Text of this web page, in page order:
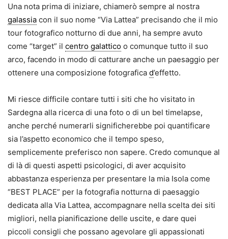
Una nota prima di iniziare, chiamerò sempre al nostra
galassia con il suo nome “Via Lattea” precisando che il mio
tour fotografico notturno di due anni, ha sempre avuto
come “target” il centro galattico o comunque tutto il suo
arco, facendo in modo di catturare anche un paesaggio per
ottenere una composizione fotografica d’effetto.
Mi riesce difficile contare tutti i siti che ho visitato in
Sardegna alla ricerca di una foto o di un bel timelapse,
anche perché numerarli significherebbe poi quantificare
sia l’aspetto economico che il tempo speso,
semplicemente preferisco non sapere. Credo comunque al
di là di questi aspetti psicologici, di aver acquisito
abbastanza esperienza per presentare la mia Isola come
“BEST PLACE” per la fotografia notturna di paesaggio
dedicata alla Via Lattea, accompagnare nella scelta dei siti
migliori, nella pianificazione delle uscite, e dare quei
piccoli consigli che possano agevolare gli appassionati